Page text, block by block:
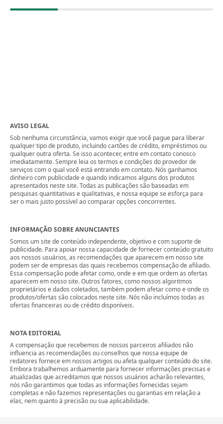
AVISO LEGAL
Sob nenhuma circunstância, vamos exigir que você pague para liberar
qualquer tipo de produto, incluindo cartões de crédito, empréstimos ou
qualquer outra oferta. Se isso acontecer, entre em contato conosco
imediatamente. Sempre leia os termos e condições do provedor de
serviços com o qual você está entrando em contato. Nós ganhamos
dinheiro com publicidade e quando indicamos alguns dos produtos
apresentados neste site. Todas as publicações são baseadas em
pesquisas quantitativas e qualitativas, e nossa equipe se esforça para
ser o mais justo possível ao comparar opções concorrentes.
INFORMAÇÃO SOBRE ANUNCIANTES
Somos um site de conteúdo independente, objetivo e com suporte de
publicidade. Para apoiar nossa capacidade de fornecer conteúdo gratuito
aos nossos usuários, as recomendações que aparecem em nosso site
podem ser de empresas das quais recebemos compensação de afiliado.
Essa compensação pode afetar como, onde e em que ordem as ofertas
aparecem em nosso site. Outros fatores, como nossos algoritmos
proprietários e dados coletados, também podem afetar como e onde os
produtos/ofertas são colocados neste site. Nós não incluímos todas as
ofertas financeiras ou de crédito disponíveis.
NOTA EDITORIAL
A compensação que recebemos de nossos parceiros afiliados não
influencia as recomendações ou conselhos que nossa equipe de
redatores fornece em nossos artigos ou afeta qualquer conteúdo do site.
Embora trabalhemos arduamente para fornecer informações precisas e
atualizadas que acreditamos que nossos usuários acharão relevantes,
nós não garantimos que todas as informações fornecidas sejam
completas e não fazemos representações ou garantias em relação a
elas, nem quanto à precisão ou sua aplicabilidade.